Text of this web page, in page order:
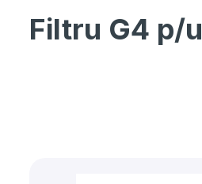
Filtru G4 p/